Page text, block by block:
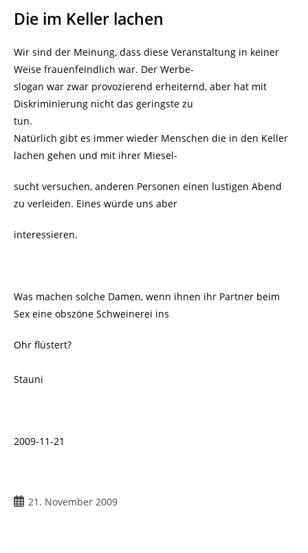
Die im Keller lachen
Wir sind der Meinung, dass diese Veranstaltung in keiner
Weise frauenfeindlich war. Der Werbe-
slogan war zwar provozierend erheiternd, aber hat mit
Diskriminierung nicht das geringste zu
tun.
Natürlich gibt es immer wieder Menschen die in den Keller
lachen gehen und mit ihrer Miesel-
sucht versuchen, anderen Personen einen lustigen Abend
zu verleiden. Eines würde uns aber
interessieren.
Was machen solche Damen, wenn ihnen ihr Partner beim
Sex eine obszöne Schweinerei ins
Ohr flüstert?
Stauni
2009-11-21
Beitrag
21. November 2009